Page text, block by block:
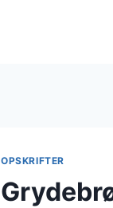
OPSKRIFTER